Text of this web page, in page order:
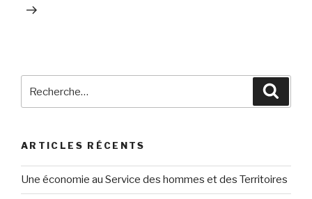
ARTICLES RÉCENTS
Une économie au Service des hommes et des Territoires